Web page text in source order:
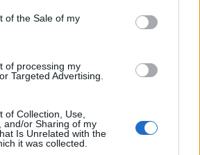
of the Sale of my
of processing my
Targeted Advertising.
of Collection, Use,
and/or Sharing of my
Is Unrelated with the
it was collected.
ΚΑΤΗΓΟΡΙΕΣ
ΥΓΕΙΑ
ΠΑΙΔΙ
ΨΥΧΙΚΗ ΥΓΕΙΑ